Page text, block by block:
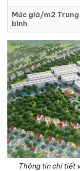
Mức giá/m2 Trung
bình
Thông tin chi tiết